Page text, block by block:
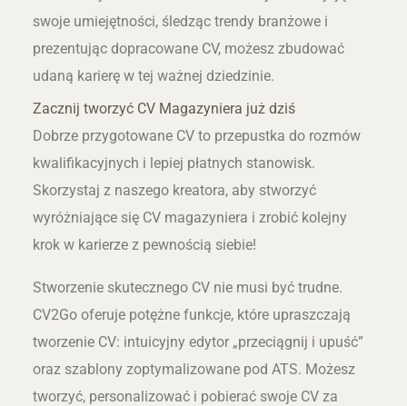
swoje umiejętności, śledząc trendy branżowe i
prezentując dopracowane CV, możesz zbudować
udaną karierę w tej ważnej dziedzinie.
Zacznij tworzyć CV Magazyniera już dziś
Dobrze przygotowane CV to przepustka do rozmów
kwalifikacyjnych i lepiej płatnych stanowisk.
Skorzystaj z naszego kreatora, aby stworzyć
wyróżniające się CV magazyniera i zrobić kolejny
krok w karierze z pewnością siebie!
Stworzenie skutecznego CV nie musi być trudne.
CV2Go oferuje potężne funkcje, które upraszczają
tworzenie CV: intuicyjny edytor „przeciągnij i upuść”
oraz szablony zoptymalizowane pod ATS. Możesz
tworzyć, personalizować i pobierać swoje CV za